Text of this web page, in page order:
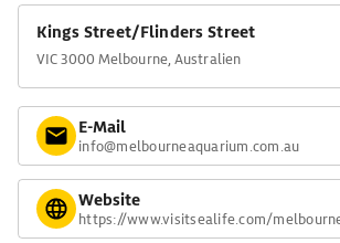
Kings Street/Flinders Street
VIC 3000 Melbourne, Australien
E-Mail
info@melbourneaquarium.com.au
Website
https://www.visitsealife.com/